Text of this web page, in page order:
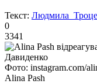
Текст: Людмила
0
3341
Фото: instagram.com/
Alina Pash